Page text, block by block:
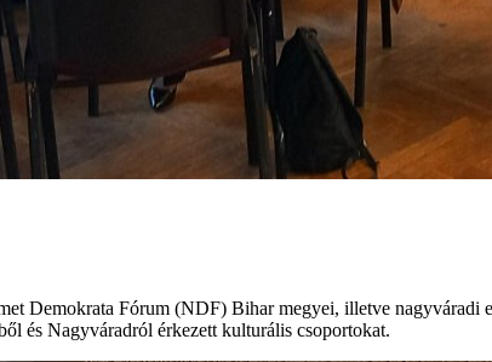
Demokrata Fórum (NDF) Bihar megyei, illetve
és Nagyváradról érkezett kulturális csoportokat.